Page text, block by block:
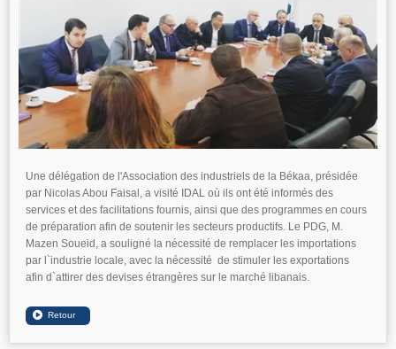
Une délégation de l'Association des industriels de la Békaa, présidée
par Nicolas Abou Faisal, a visité IDAL où ils ont été informés des
services et des facilitations fournis, ainsi que des programmes en cours
de préparation afin de soutenir les secteurs productifs. Le PDG, M.
Mazen Soueid, a souligné la nécessité de remplacer les importations
par l`industrie locale, avec la nécessité de stimuler les exportations
afin d`attirer des devises étrangères sur le marché libanais.